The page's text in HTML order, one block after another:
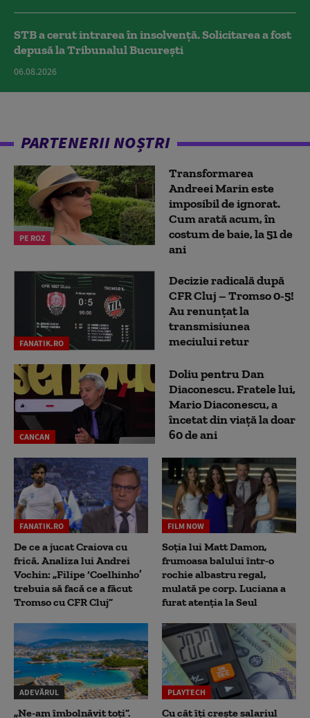
STB a cerut intrarea în insolvență. Solicitarea a fost
depusă la Tribunalul București
06.08.2026
PARTENERII NOȘTRI
PE ROZ
Transformarea
Andreei Marin este
imposibil de ignorat.
Cum arată acum, în
costum de baie, la 51 de
ani
FANATIK.RO
Decizie radicală după
CFR Cluj – Tromso 0-5!
Au renunțat la
transmisiunea
meciului retur
CANCAN
Doliu pentru Dan
Diaconescu. Fratele lui,
Mario Diaconescu, a
încetat din viață la doar
60 de ani
FANATIK.RO
De ce a jucat Craiova cu
frică. Analiza lui Andrei
Vochin: „Filipe ‘Coelhinho’
trebuia să facă ce a făcut
Tromso cu CFR Cluj”
FILM NOW
Soția lui Matt Damon,
frumoasa balului într-o
rochie albastru regal,
mulată pe corp. Luciana a
furat atenția la Seul
ADEVĂRUL
„Ne-am îmbolnăvit toți”.
PLAYTECH
Cu cât îți crește salariul